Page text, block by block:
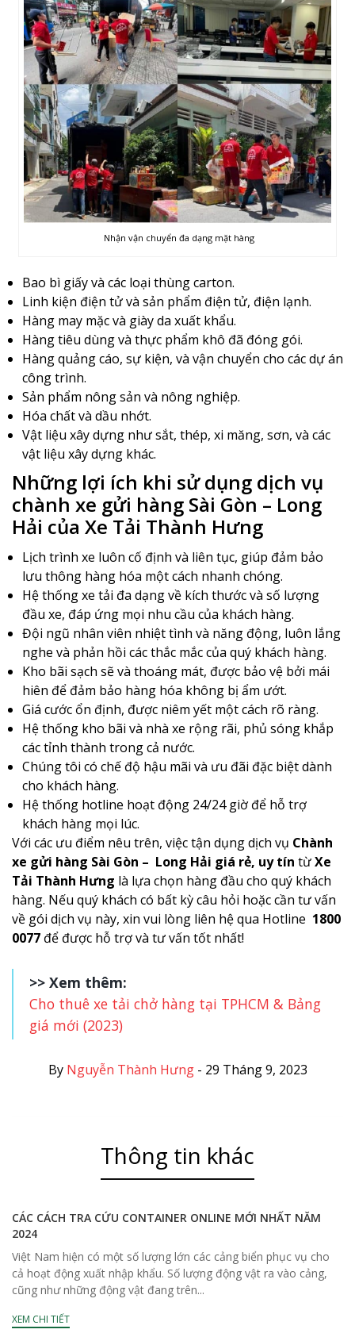
Nhận vận chuyển đa dạng mặt hàng
Bao bì giấy và các loại thùng carton.
Linh kiện điện tử và sản phẩm điện tử, điện lạnh.
Hàng may mặc và giày da xuất khẩu.
Hàng tiêu dùng và thực phẩm khô đã đóng gói.
Hàng quảng cáo, sự kiện, và vận chuyển cho các dự án
công trình.
Sản phẩm nông sản và nông nghiệp.
Hóa chất và dầu nhớt.
Vật liệu xây dựng như sắt, thép, xi măng, sơn, và các
vật liệu xây dựng khác.
Những lợi ích khi sử dụng dịch vụ
chành xe gửi hàng Sài Gòn – Long
Hải của Xe Tải Thành Hưng
Lịch trình xe luôn cố định và liên tục, giúp đảm bảo
lưu thông hàng hóa một cách nhanh chóng.
Hệ thống xe tải đa dạng về kích thước và số lượng
đầu xe, đáp ứng mọi nhu cầu của khách hàng.
Đội ngũ nhân viên nhiệt tình và năng động, luôn lắng
nghe và phản hồi các thắc mắc của quý khách hàng.
Kho bãi sạch sẽ và thoáng mát, được bảo vệ bởi mái
hiên để đảm bảo hàng hóa không bị ẩm ướt.
Giá cước ổn định, được niêm yết một cách rõ ràng.
Hệ thống kho bãi và nhà xe rộng rãi, phủ sóng khắp
các tỉnh thành trong cả nước.
Chúng tôi có chế độ hậu mãi và ưu đãi đặc biệt dành
cho khách hàng.
Hệ thống hotline hoạt động 24/24 giờ để hỗ trợ
khách hàng mọi lúc.
Với các ưu điểm nêu trên, việc tận dụng dịch vụ Chành
xe gửi hàng Sài Gòn – Long Hải giá rẻ, uy tín từXe
Tải Thành Hưng là lựa chọn hàng đầu cho quý khách
hàng. Nếu quý khách có bất kỳ câu hỏi hoặc cần tư vấn
về gói dịch vụ này, xin vui lòng liên hệ qua Hotline 1800
0077 để được hỗ trợ và tư vấn tốt nhất!
>> Xem thêm:
Cho thuê xe tải chở hàng tại TPHCM & Bảng
giá mới (2023)
By Nguyễn Thành Hưng- 29 Tháng 9, 2023
Thông tin khác
CÁC CÁCH TRA CỨU CONTAINER ONLINE MỚI NHẤT NĂM
2024
Việt Nam hiện có một số lượng lớn các cảng biển phục vụ cho
cả hoạt động xuất nhập khẩu. Số lượng động vật ra vào cảng,
cũng như những động vật đang trên...
XEM CHI TIẾT